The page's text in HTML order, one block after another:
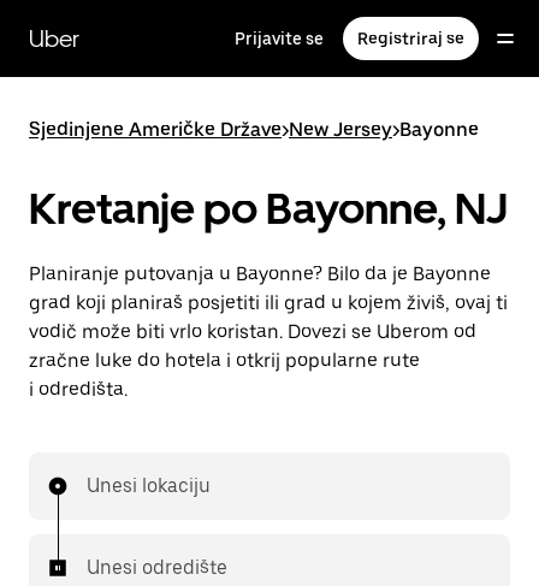
glavni
sadržaj
Uber Prijavite se Registriraj se
Sjedinjene Američke Države>New Jersey>Bayonne
Kretanje po Bayonne, NJ
Planiranje putovanja u Bayonne? Bilo da je Bayonne
grad koji planiraš posjetiti ili grad u kojem živiš, ovaj ti
vodič može biti vrlo koristan. Dovezi se Uberom od
zračne luke do hotela i otkrij popularne rute
i odredišta.
Unesi lokaciju
Unesi odredište